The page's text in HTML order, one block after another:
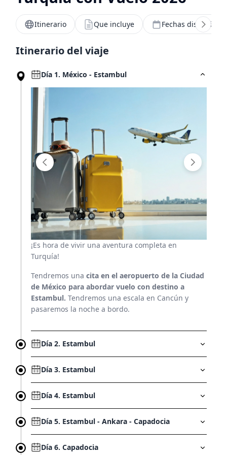
Hoteles por horas
¿Viajas más de 10 personas?
MUNDO JOVEN
Sucursales
Quienes somos
Franquicias
(55) 54 82 82 82
Escríbenos por whatsapp
Itinerario Que incluye Fechas disponibles
Itinerario del viaje
Día 1. México - Estambul
¡Es hora de vivir una aventura completa en
Turquía!
Tendremos una cita en el aeropuerto de la Ciudad
de México para abordar vuelo con destino a
Estambul. Tendremos una escala en Cancún y
pasaremos la noche a bordo.
Día 2. Estambul
Día 3. Estambul
Día 4. Estambul
Día 5. Estambul - Ankara - Capadocia
Día 6. Capadocia